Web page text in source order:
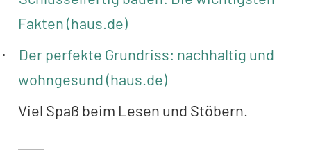
Fakten (haus.de)
·
Der perfekte Grundriss: nachhaltig und
wohngesund (haus.de)
Viel Spaß beim Lesen und Stöbern.